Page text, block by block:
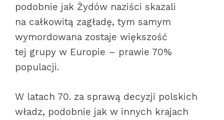
podobnie jak Żydów naziści skazali
na całkowitą zagładę, tym samym
wymordowana zostaje większość
tej grupy w Europie – prawie 70%
populacji.
W latach 70. za sprawą decyzji polskich
władz, podobnie jak w innych krajach